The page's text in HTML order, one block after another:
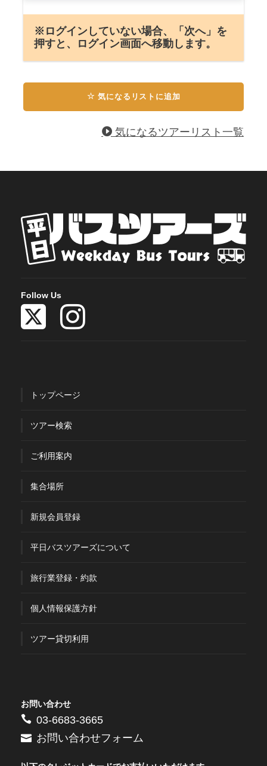
※ログインしていない場合、「次へ」を
押すと、ログイン画面へ移動します。
気になるリストに追加
気になるツアーリスト一覧
Follow Us
トップページ
ツアー検索
ご利用案内
集合場所
新規会員登録
平日バスツアーズについて
旅行業登録・約款
個人情報保護方針
ツアー貸切利用
お問い合わせ
03-6683-3665
お問い合わせフォーム